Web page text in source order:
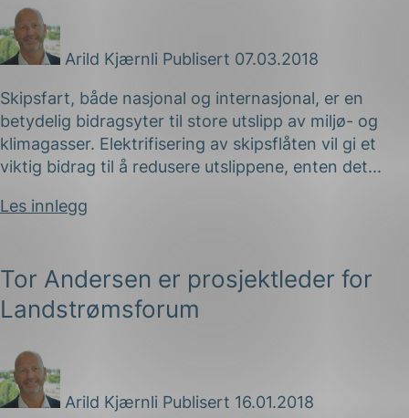
Arild Kjærnli Publisert 07.03.2018
Skipsfart, både nasjonal og internasjonal, er en
betydelig bidragsyter til store utslipp av miljø- og
klimagasser. Elektrifisering av skipsflåten vil gi et
viktig bidrag til å redusere utslippene, enten det...
Les innlegg
Tor Andersen er prosjektleder for
Landstrømsforum
Arild Kjærnli Publisert 16.01.2018